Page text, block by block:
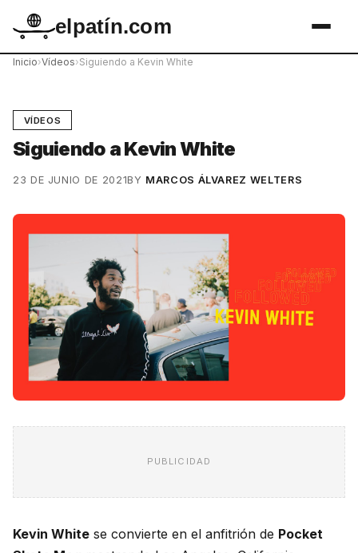
elpatín.com
Inicio›Vídeos›Siguiendo a Kevin White
VÍDEOS
Siguiendo a Kevin White
23 DE JUNIO DE 2021BY MARCOS ÁLVAREZ WELTERS
PUBLICIDAD
Kevin White se convierte en el anfitrión de Pocket